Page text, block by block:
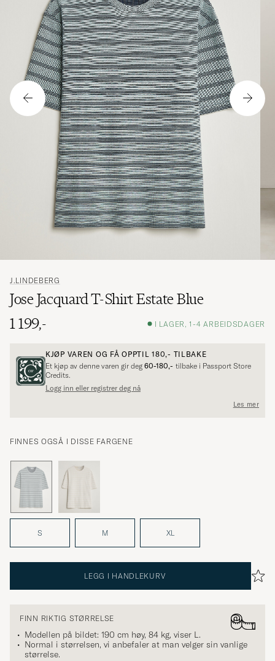
J.LINDEBERG
Jose Jacquard T-Shirt Estate Blue
1 199,-
I LAGER, 1-4 ARBEIDSDAGER
KJØP VAREN OG FÅ OPPTIL180,- TILBAKE
Et kjøp av denne varen gir deg 60-180,- tilbake i Passport Store
Credits.
Logg inn eller registrer deg nå
Les mer
FINNES OGSÅ I DISSE FARGENE
S M XL
LEGG I HANDLEKURV
FINN RIKTIG STØRRELSE
Modellen på bildet: 190 cm høy, 84 kg, viser L.
Normal i størrelsen, vi anbefaler at man velger sin vanlige
størrelse.